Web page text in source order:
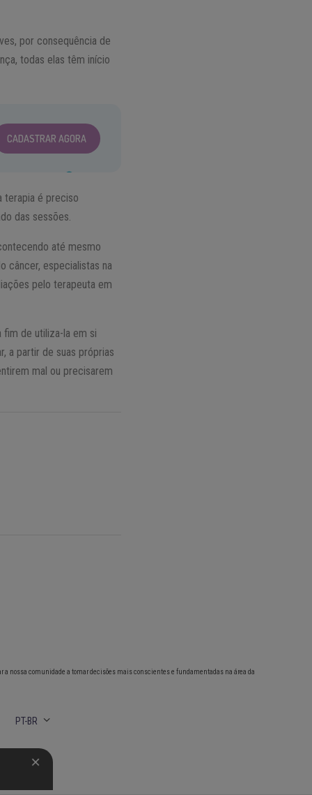
por consequência de
todas elas têm início
CADASTRAR AGORA
terapia é preciso
das sessões.
até mesmo
câncer, especialistas na
pelo terapeuta em
fim de utiliza-la em si
a partir de suas próprias
mal ou precisarem
a nossa comunidade a tomar decisões mais conscientes e fundamentadas na área da
PT-BR